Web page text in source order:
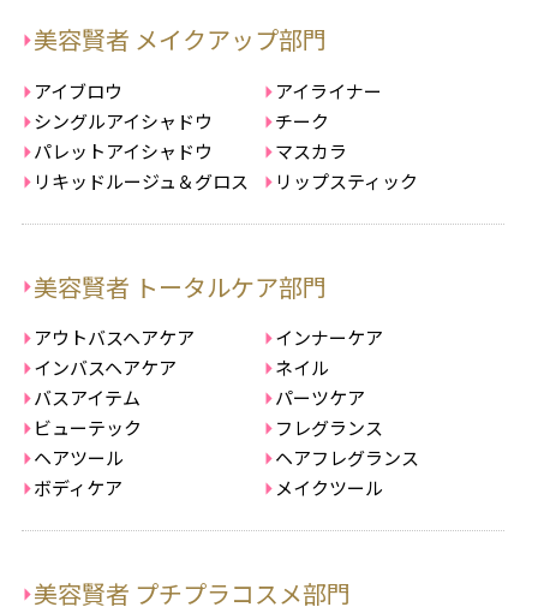
美容賢者 メイクアップ部門
アイブロウ
アイライナー
シングルアイシャドウ
チーク
パレットアイシャドウ
マスカラ
リキッドルージュ＆グロス
リップスティック
美容賢者 トータルケア部門
アウトバスヘアケア
インナーケア
インバスヘアケア
ネイル
バスアイテム
パーツケア
ビューテック
フレグランス
ヘアツール
ヘアフレグランス
ボディケア
メイクツール
美容賢者 プチプラコスメ部門